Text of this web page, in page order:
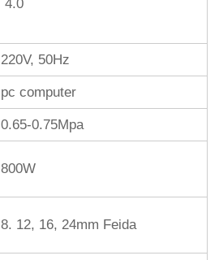
4.0
220V, 50Hz
pc computer
0.65-0.75Mpa
800W
8. 12, 16, 24mm Feida